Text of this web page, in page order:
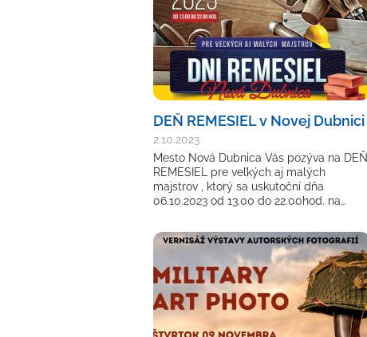
DEŇ REMESIEL v Novej Dubnici
2.10.2023
Mesto Nová Dubnica Vás pozýva na DEŇ
REMESIEL pre veľkých aj malých
majstrov , ktorý sa uskutoční dňa
06.10.2023 od 13.00 do 22.00hod. na…